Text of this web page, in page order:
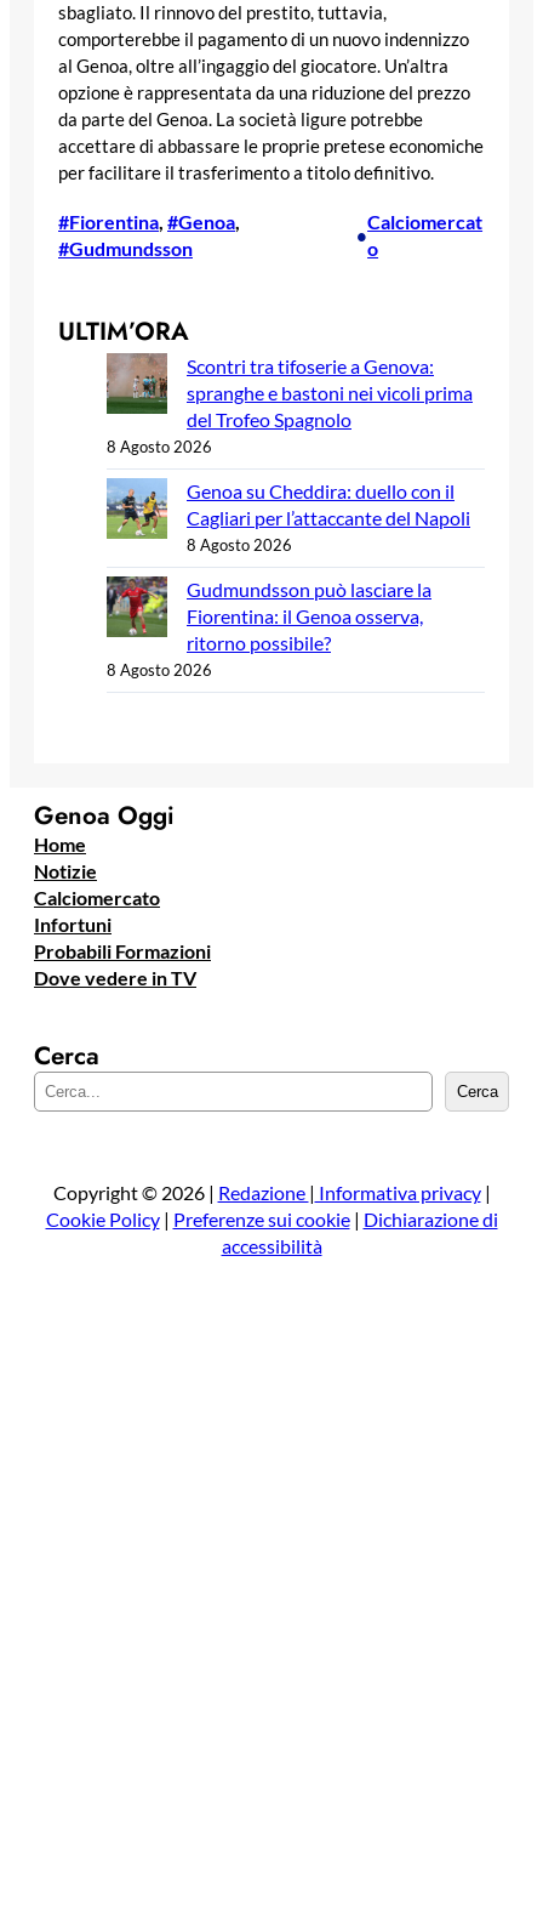
sbagliato. Il rinnovo del prestito, tuttavia,
comporterebbe il pagamento di un nuovo indennizzo
al Genoa, oltre all’ingaggio del giocatore. Un’altra
opzione è rappresentata da una riduzione del prezzo
da parte del Genoa. La società ligure potrebbe
accettare di abbassare le proprie pretese economiche
per facilitare il trasferimento a titolo definitivo.
#Fiorentina, #Genoa
#Gudmundsson
•
Calciomercat
o
ULTIM’ORA
Scontri tra tifoserie a Genova:
spranghe e bastoni nei vicoli prima
del Trofeo Spagnolo
8 Agosto 2026
Genoa su Cheddira: duello con il
Cagliari per l’attaccante del Napoli
8 Agosto 2026
Gudmundsson può lasciare la
Fiorentina: il Genoa osserva,
ritorno possibile?
8 Agosto 2026
Genoa Oggi
Home
Notizie
Calciomercato
Infortuni
Probabili Formazioni
Dove vedere in TV
Cerca
e
a
Cerca
Copyright © 2026 | Redazione | Informativa privacy|
Cookie Policy| Preferenze sui cookie| Dichiarazione di
accessibilità